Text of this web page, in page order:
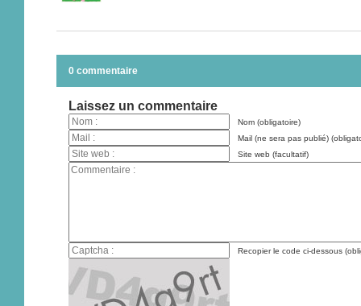
0 commentaire
Laissez un commentaire
Nom (obligatoire)
Mail (ne sera pas publié)
Site web (facultatif)
Recopier le code ci-dessous